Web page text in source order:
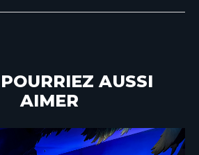
AUSSI
AIMER